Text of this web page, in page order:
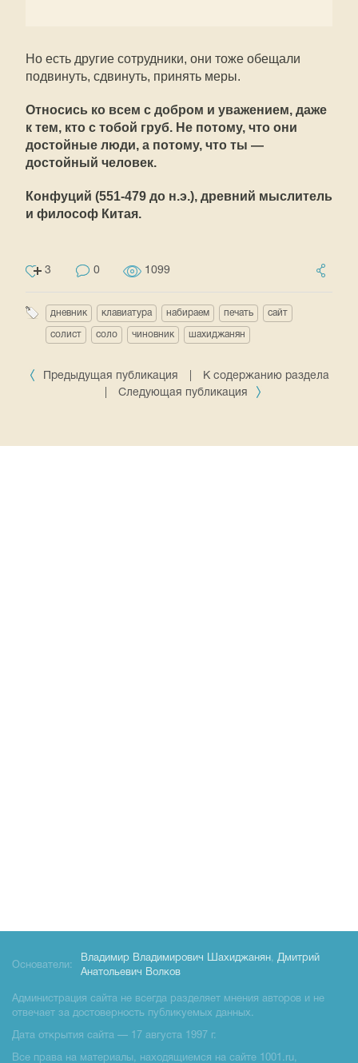
Но есть другие сотрудники, они тоже обещали
подвинуть, сдвинуть, принять меры.
Относись ко всем с добром и уважением, даже
к тем, кто с тобой груб. Не потому, что они
достойные люди, а потому, что ты —
достойный человек.
Конфуций (551-479 до н.э.), древний мыслитель
и философ Китая.
3 0 1099
дневник клавиатура набираем печать сайт
солист соло чиновник шахиджанян
Предыдущая публикация
К содержанию раздела
Следующая публикация
Основатели:
Владимир Владимирович Шахиджанян, Дмитрий
Анатольевич Волков
Администрация сайта не всегда разделяет мнения авторов и не
отвечает за достоверность публикуемых данных.
Дата открытия сайта — 17 августа 1997 г.
Все права на материалы, находящиемся на сайте 1001.ru,